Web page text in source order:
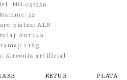
MG.052359
52
piatra: ALB
Aur 14k
2.16g
Zirconia artificial
RETUR PLATA